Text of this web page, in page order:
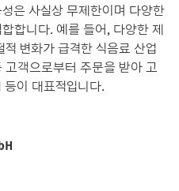
은 사실상 무제한이며 다양한
합니다. 예를 들어, 다양한 제
변화가 급격한 식음료 산업
객으로부터 주문을 받아 고
이 대표적입니다.